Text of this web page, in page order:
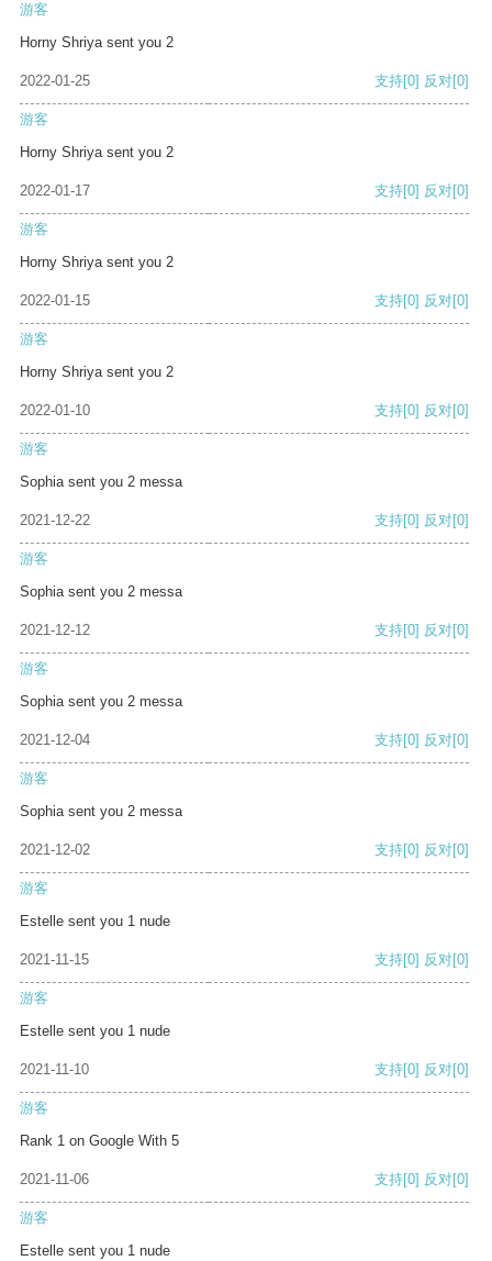
游客
Horny Shriya sent you 2
2022-01-25 支持[0] 反对[0]
游客
Horny Shriya sent you 2
2022-01-17 支持[0] 反对[0]
游客
Horny Shriya sent you 2
2022-01-15 支持[0] 反对[0]
游客
Horny Shriya sent you 2
2022-01-10 支持[0] 反对[0]
游客
Sophia sent you 2 messa
2021-12-22 支持[0] 反对[0]
游客
Sophia sent you 2 messa
2021-12-12 支持[0] 反对[0]
游客
Sophia sent you 2 messa
2021-12-04 支持[0] 反对[0]
游客
Sophia sent you 2 messa
2021-12-02 支持[0] 反对[0]
游客
Estelle sent you 1 nude
2021-11-15 支持[0] 反对[0]
游客
Estelle sent you 1 nude
2021-11-10 支持[0] 反对[0]
游客
Rank 1 on Google With 5
2021-11-06 支持[0] 反对[0]
游客
Estelle sent you 1 nude